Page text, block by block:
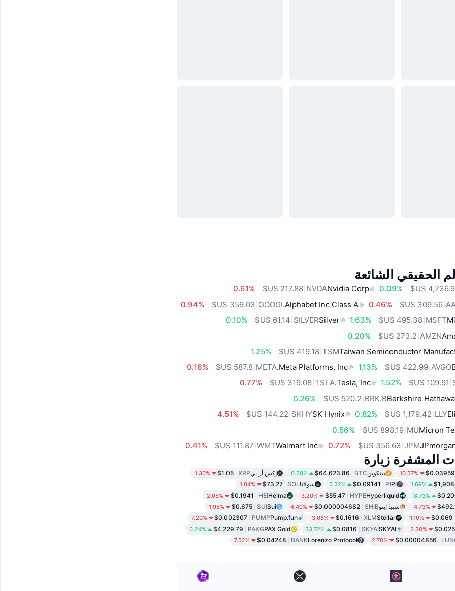
الحقيقي الشائعة
0.09%
Nvidia Corp
NVDA
‏217.88 US$
0.61%
‏309.56 US$
0.46%
Alphabet Inc Class A
GOOGL
0.94%
MSFT
‏495.38 US$
1.63%
Silver
SILVER
0.10%
AMZN
0.20%
Taiwan Semiconductor
TSM
‏419.18 US$
1.25%
AVGO
‏422.99 US$
1.13%
Meta Platforms, Inc.
META
‏587.8 US$
0.16%
1.52%
Tesla, Inc.
TSLA
‏319.08 US$
0.77%
Berkshire
BRK.B
0.26%
LLY
0.82%
SK Hynix
SKHY
4.51%
Micron
MU
‏898.19 US$
0.56%
JPM
0.72%
Walmart Inc
WMT
0.41%
المشفرة زيارة
$0.03959
10.57% بيتكوينBTC
$64,623.86
0.28% إكس أر بيXRP
$1.05
1.30%
1.69%
Pi
PI
$0.09141
5.32% سولانا SOL
$73.27
1.04%
8.73%
Hyperliquid
HYPE
$55.47
3.20%
Heima
HEI
$0.1941
2.05%
4.73% شيبا إينوSHIB
$0.000004682
4.40%
Sui
SUI
$0.675
1.95%
$0.069
1.10%
Stellar
XLM
$0.1616
3.08%
Pump.fun
PUMP
$0.002307
7.20%
2.30%
SKYAI
SKYAI
$0.0816
33.72%
PAX Gold
PAXG
$4,229.79
0.24%
$0.00004856
2.70%
Lorenzo Protocol
BANK
$0.04248
7.52%